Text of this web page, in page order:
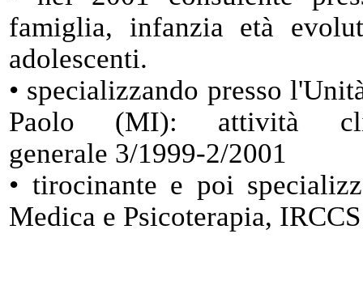
famiglia, infanzia età
adolescenti.
• specializzando presso
Paolo (MI): attività
generale 3/1999-2/2001
• tirocinante e poi
Medica e Psicoterapia,